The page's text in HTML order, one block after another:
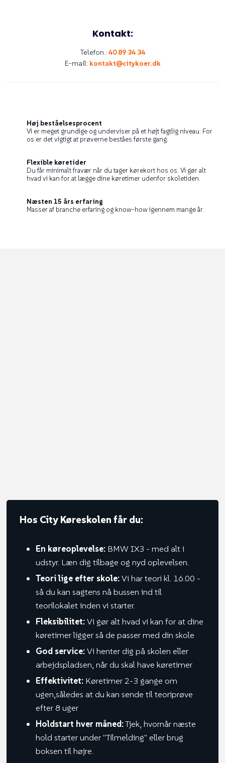
Kontakt:
Telefon.: 40 89 34 34
E-mail: kontakt@citykoer.dk
Høj beståelsesprocent
​Vi er meget grundige og underviser på et højt fagtlig niveau. For
os er det vigtigt at prøverne beståes første gang.
Flexible køretider
Du får minimalt fravær når du tager kørekort hos os. Vi gør alt
hvad vi kan for at lægge dine køretimer udenfor skoletiden.
Næsten 15 års erfaring
​Masser af branche erfaring og know-how igennem mange år.
Hos City Køreskolen får du:
En køreoplevelse: BMW IX3 - med alt i
udstyr. Læn dig tilbage og nyd oplevelsen.
​Teori lige efter skole:Vi har teori kl. 16.00 -
så du kan sagtens nå bussen ind til
teorilokalet inden vi starter.
​Fleksibilitet:Vi gør alt hvad vi kan for at dine
køretimer ligger så de passer med din skole
God service:Vi henter dig på skolen eller
arbejdspladsen, når du skal have køretimer​
​​Effektivitet: Køretimer 2-3 gange om
ugen,således at du kan sende til teoriprøve
efter 8 uger
Holdstart hver måned:Tjek, hvornår næste
hold starter under "Tilmelding" eller brug
boksen til højre.